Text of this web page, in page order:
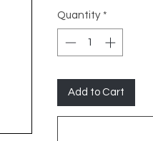
Quantity *
Add to Cart